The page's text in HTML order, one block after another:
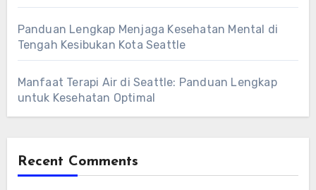
Panduan Lengkap Menjaga Kesehatan Mental di
Tengah Kesibukan Kota Seattle
Manfaat Terapi Air di Seattle: Panduan Lengkap
untuk Kesehatan Optimal
Recent Comments